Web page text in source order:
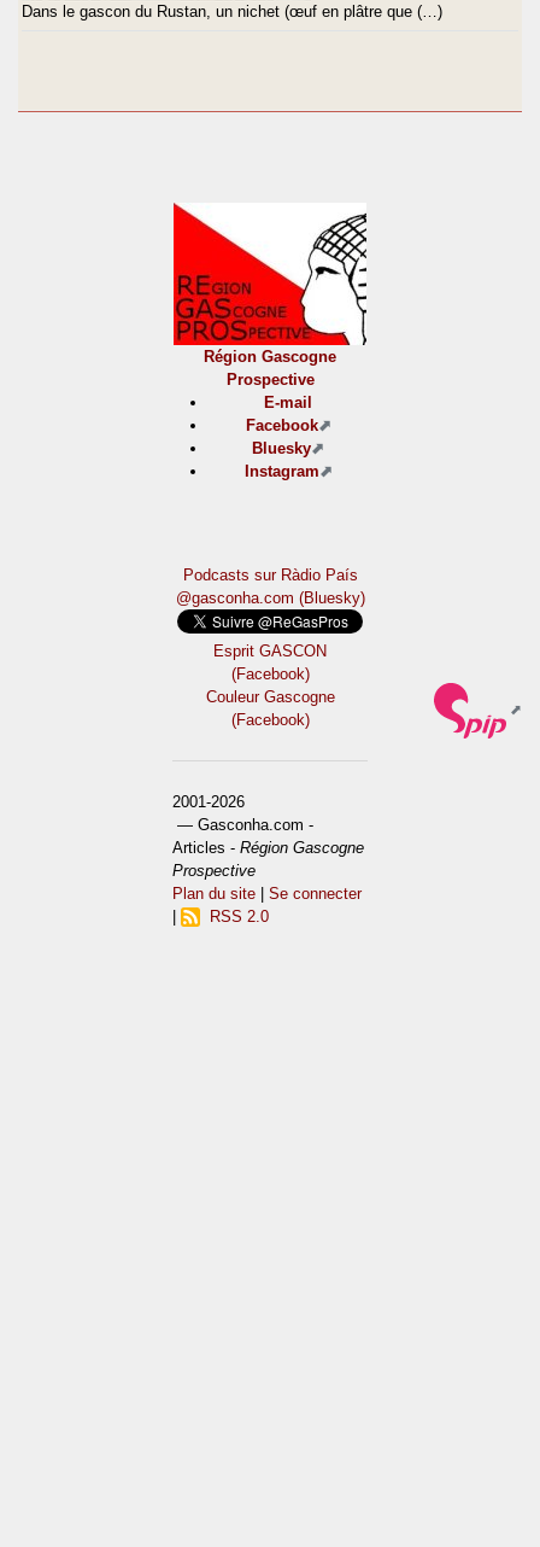
Dans le gascon du Rustan, un nichet (œuf en plâtre que (…)
Région Gascogne
Prospective
E-mail
Facebook
Bluesky
Instagram
Podcasts sur Ràdio País
@gasconha.com (Bluesky)
Esprit GASCON
(Facebook)
Couleur Gascogne
(Facebook)
2001-2026
— Gasconha.com -
Articles -Région Gascogne
Prospective
Plan du site |Se connecter
RSS 2.0